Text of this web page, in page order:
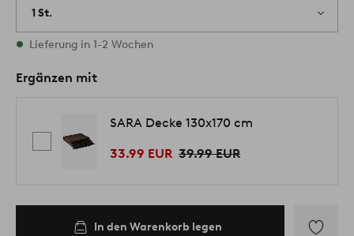
1 St.
Vorrätig
Lieferung in 1-2 Wochen
Ergänzen mit
SARA Decke 130x170 cm
33.99 EUR 39.99 EUR
In den Warenkorb legen